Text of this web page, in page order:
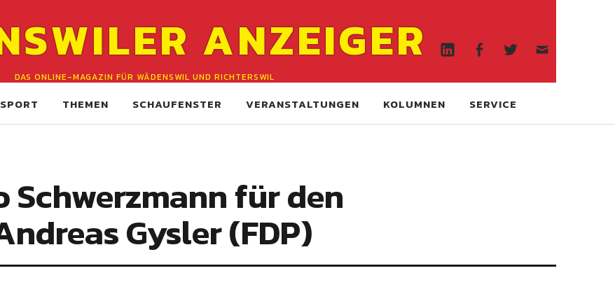
ANZEIGER
DAS ONLINE-MAGAZIN FÜR WÄDENSWIL UND RICHTERSWIL
THEMEN SCHAUFENSTER VERANSTALTUNGEN KOLUMNEN SERVICE
Schwerzmann für den
Gysler (FDP)